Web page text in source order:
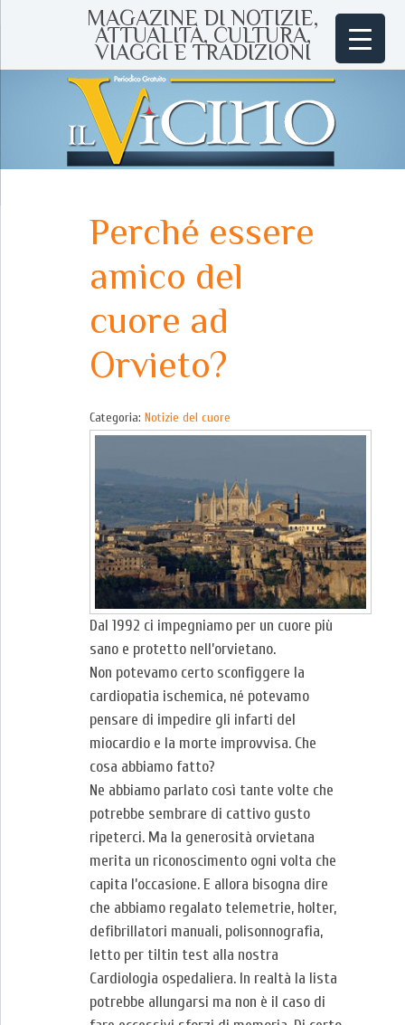
MAGAZINE DI NOTIZIE,
ATTUALITÀ, CULTURA,
VIAGGI E TRADIZIONI
Perché essere
amico del
cuore ad
Orvieto?
Categoria: Notizie del cuore
Dal 1992 ci impegniamo per un cuore più
sano e protetto nell’orvietano.
Non potevamo certo sconfiggere la
cardiopatia ischemica, né potevamo
pensare di impedire gli infarti del
miocardio e la morte improvvisa. Che
cosa abbiamo fatto?
Ne abbiamo parlato così tante volte che
potrebbe sembrare di cattivo gusto
ripeterci. Ma la generosità orvietana
merita un riconoscimento ogni volta che
capita l’occasione. E allora bisogna dire
che abbiamo regalato telemetrie, holter,
defibrillatori manuali, polisonnografia,
letto per tiltin test alla nostra
Cardiologia ospedaliera. In realtà la lista
potrebbe allungarsi ma non è il caso di